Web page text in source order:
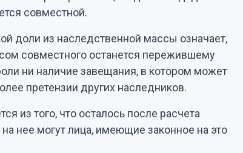
совместной.
доли из наследственной массы означает,
совместного останется пережившему
ни наличие завещания, в котором может
претензии других наследников.
из того, что осталось после расчета
нее могут лица, имеющие законное на это